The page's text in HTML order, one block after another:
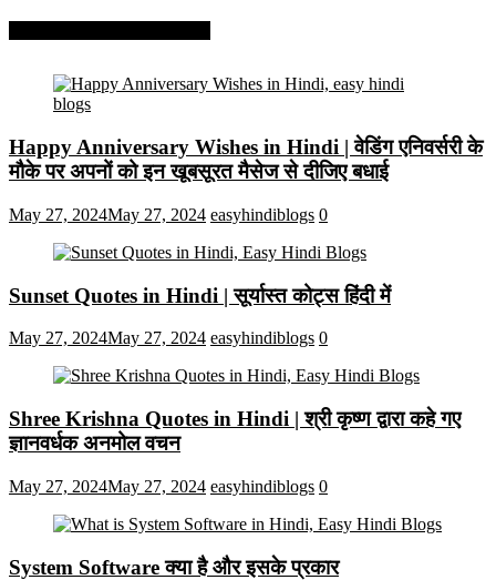
Happy Anniversary Wishes in Hindi | वेडिंग एनिवर्सरी के
मौके पर अपनों को इन खूबसूरत मैसेज से दीजिए बधाई
May 27, 2024May 27, 2024 easyhindiblogs 0
Sunset Quotes in Hindi | सूर्यास्त कोट्स हिंदी में
May 27, 2024May 27, 2024 easyhindiblogs 0
Shree Krishna Quotes in Hindi | श्री कृष्ण द्वारा कहे गए
ज्ञानवर्धक अनमोल वचन
May 27, 2024May 27, 2024 easyhindiblogs 0
System Software क्या है और इसके प्रकार